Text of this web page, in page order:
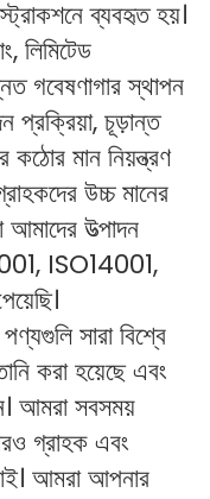
লিমিটেড
গবেষণাগার স্থাপন
প্রক্রিয়া, চূড়ান্ত
কঠোর মান নিয়ন্ত্রণ
উচ্চ মানের
উত্পাদন
ISO14001,
সারা বিশ্বে
করা হয়েছে এবং
আমরা সবসময়
গ্রাহক এবং
আমরা আপনার